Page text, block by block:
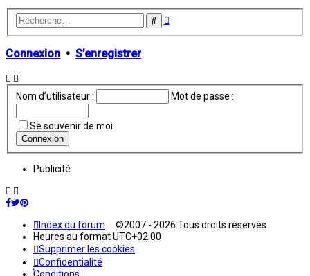
Rechercher
Recherche
Connexion • S’enregistrer
Nom d’utilisateur : Mot de passe :
Se souvenir de moi
Publicité
Index du forum ©2007 - 2026 Tous droits réservés
Heures au formatUTC+02:00
Supprimer les cookies
Confidentialité